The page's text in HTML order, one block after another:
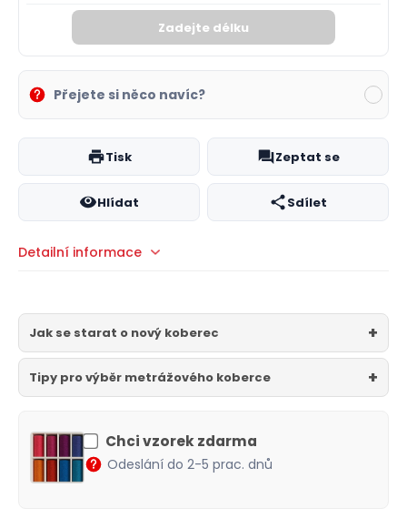
Zadejte délku
Přejete si něco navíc?
Tisk Zeptat se
Hlídat Sdílet
Detailní informace
Jak se starat o nový koberec
Tipy pro výběr metrážového koberce
Chci vzorek zdarma
Odeslání do 2-5 prac. dnů